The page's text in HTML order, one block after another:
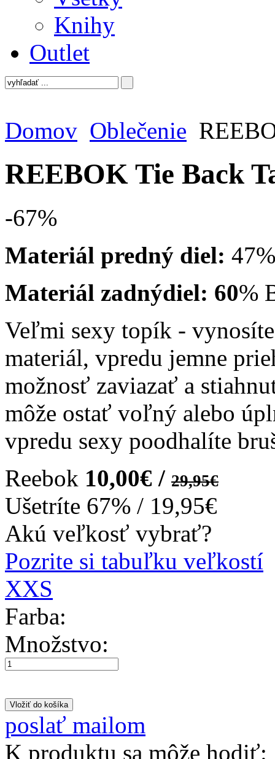
Knihy
Outlet
Domov Oblečenie
REEBOK Tie Back
-67%
Materiál predný diel:
Materiál zadnýdiel: 60%
Veľmi sexy topík -
materiál, vpredu jemne
možnosť zaviazať a
môže ostať voľný alebo
vpredu sexy poodhalíte
Reebok 10,00€ / 29,95€
Ušetríte 67% / 19,95€
Akú veľkosť vybrať?
Pozrite si tabuľku veľkostí
XXS
Farba:
Množstvo:
poslať mailom
K produktu sa môže hodiť: